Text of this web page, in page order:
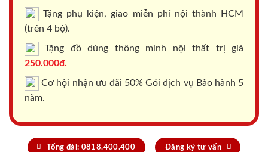
Tặng phụ kiện, giao miễn phí nội thành HCM
(trên 4 bộ).
Tặng đồ dùng thông minh nội thất trị giá
250.000đ.
Cơ hội nhận ưu đãi 50% Gói dịch vụ Bảo hành 5
năm.
Tổng đài: 0818.400.400 Đăng ký tư vấn